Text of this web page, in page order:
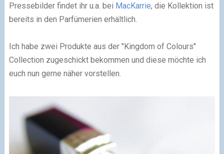
Pressebilder findet ihr u.a. bei MacKarrie, die Kollektion ist
bereits in den Parfümerien erhältlich.
Ich habe zwei Produkte aus der "Kingdom of Colours"
Collection zugeschickt bekommen und diese möchte ich
euch nun gerne näher vorstellen.